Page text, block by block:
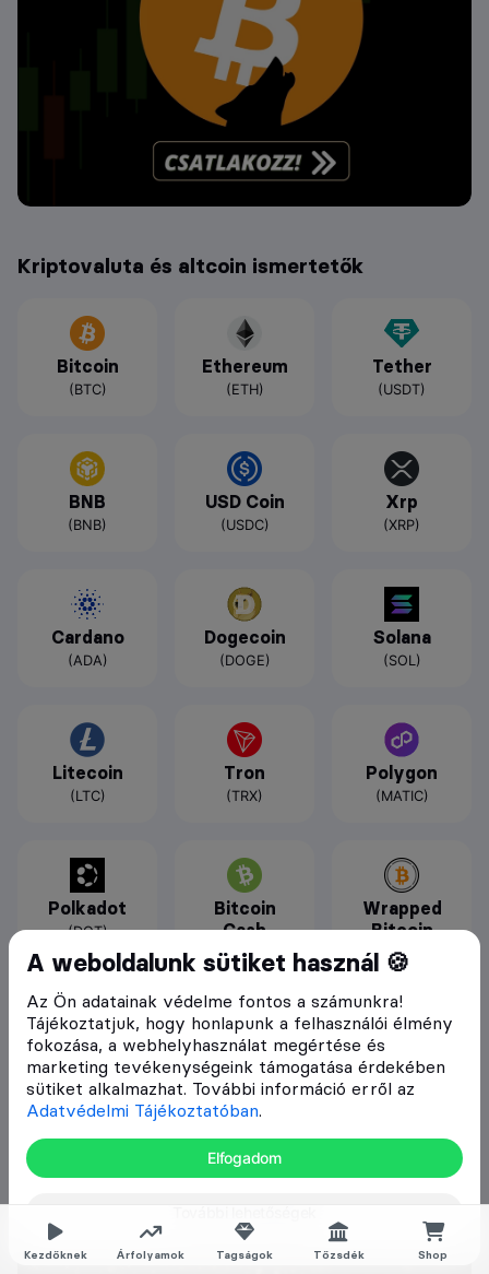
Kezdőknek Árfolyamok Tagságok Tőzsdék Shop
A weboldalunk sütiket használ 🍪
Az Ön adatainak védelme fontos a számunkra!
Tájékoztatjuk, hogy honlapunk a felhasználói élmény
fokozása, a webhelyhasználat megértése és
marketing tevékenységeink támogatása érdekében
sütiket alkalmazhat. További információ erről az
Adatvédelmi Tájékoztatóban.
Elfogadom
Kriptovaluta és altcoin ismertetők
Bitcoin
(BTC)
Ethereum
(ETH)
Tether
(USDT)
BNB
(BNB)
USD Coin
(USDC)
Xrp
(XRP)
Cardano
(ADA)
Dogecoin
(DOGE)
Solana
(SOL)
Litecoin
(LTC)
Tron
(TRX)
Polygon
(MATIC)
Polkadot
(DOT)
Bitcoin
Cash
(BCH)
Wrapped
Bitcoin
(WBTC)
Shiba Inu
(SHIB)